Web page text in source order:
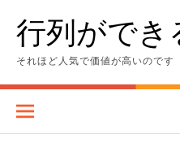
content行列ができ
それほど人気で価値が高いのです